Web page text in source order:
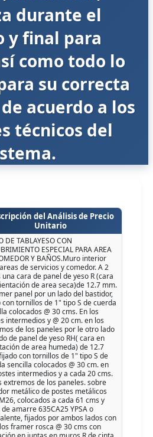
durante el
y final para
como todo lo
su correcta
acuerdo a los
técnicos del
del Análisis de Precio
Unitario
DE TABLAYESO CON
ESPECIAL PARA AREA
Y BAÑOS.Muro interior
de servicios y comedor. A 2
una cara de panel de yeso R (cara
de area seca)de 12.7 mm.
panel por un lado del bastidor,
con tornillos de 1" tipo S de cuerda
colocados @ 30 cms. En los
intermedios y @ 20 cm. en los
de los paneles por le otro lado
de panel de yeso RH( cara en
de area humeda) de 12.7
con tornillos de 1" tipo S de
sencilla colocados @ 30 cm. en
intermedios y a cada 20 cms.
extremos de los paneles. sobre
metálico de postes metálicos
colocados a cada 61 cms y
amarre 635CA25 YPSA o
fijados por ambos lados con
framer rosca @ 30 cms con